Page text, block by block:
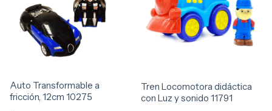
Auto Transformable a
fricción, 12cm 10275
Tren Locomotora didáctica
con Luz y sonido 11791